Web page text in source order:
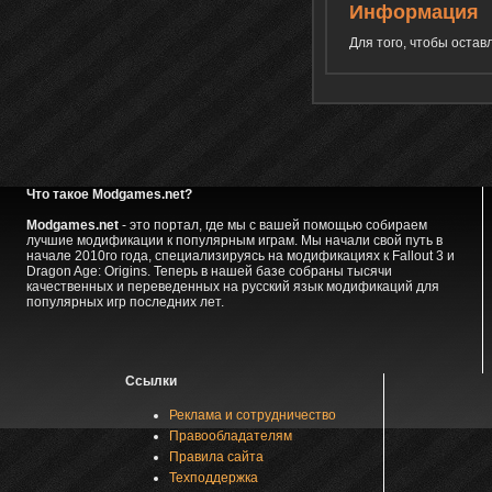
Информация
Для того, чтобы
Что такое Modgames.net?
Modgames.net- это портал, где мы с вашей помощью собираем
лучшие модификации к популярным играм. Мы начали свой путь в
начале 2010го года, специализируясь на модификациях к Fallout 3 и
Dragon Age: Origins. Теперь в нашей базе собраны тысячи
качественных и переведенных на русский язык модификаций для
популярных игр последних лет.
Ссылки
Реклама и сотрудничество
Правообладателям
Правила сайта
Техподдержка